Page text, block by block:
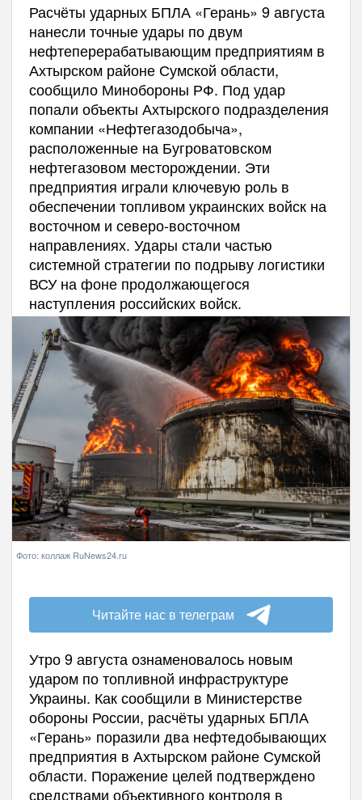
Расчёты ударных БПЛА «Герань» 9 августа
нанесли точные удары по двум
нефтеперерабатывающим предприятиям в
Ахтырском районе Сумской области,
сообщило Минобороны РФ. Под удар
попали объекты Ахтырского подразделения
компании «Нефтегазодобыча»,
расположенные на Бугроватовском
нефтегазовом месторождении. Эти
предприятия играли ключевую роль в
обеспечении топливом украинских войск на
восточном и северо-восточном
направлениях. Удары стали частью
системной стратегии по подрыву логистики
ВСУ на фоне продолжающегося
наступления российских войск.
Фото: коллаж RuNews24.ru
Читайте нас в телеграм
Утро 9 августа ознаменовалось новым
ударом по топливной инфраструктуре
Украины. Как сообщили в Министерстве
обороны России, расчёты ударных БПЛА
«Герань» поразили два нефтедобывающих
предприятия в Ахтырском районе Сумской
области. Поражение целей подтверждено
средствами объективного контроля в